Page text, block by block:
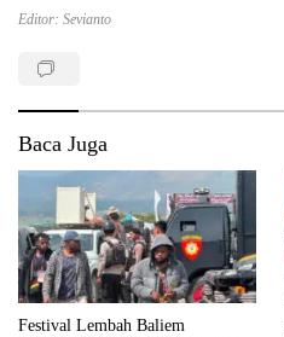
Editor: Sevianto
Baca Juga
Festival Lembah Baliem